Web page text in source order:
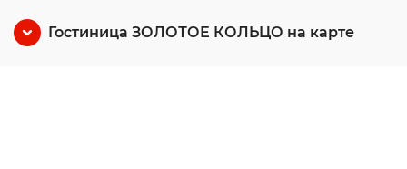
Гостиница ЗОЛОТОЕ КОЛЬЦО на карте